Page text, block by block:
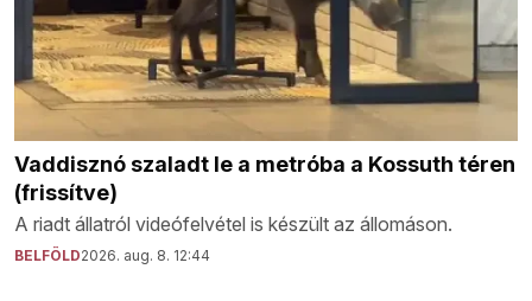
Vaddisznó szaladt le a metróba a Kossuth téren
(frissítve)
A riadt állatról videófelvétel is készült az állomáson.
BELFÖLD2026. aug. 8. 12:44